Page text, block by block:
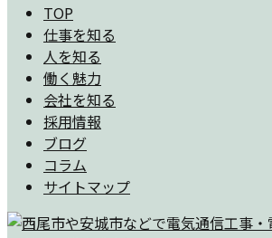
TOP
仕事を知る
人を知る
働く魅力
会社を知る
採用情報
ブログ
コラム
サイトマップ